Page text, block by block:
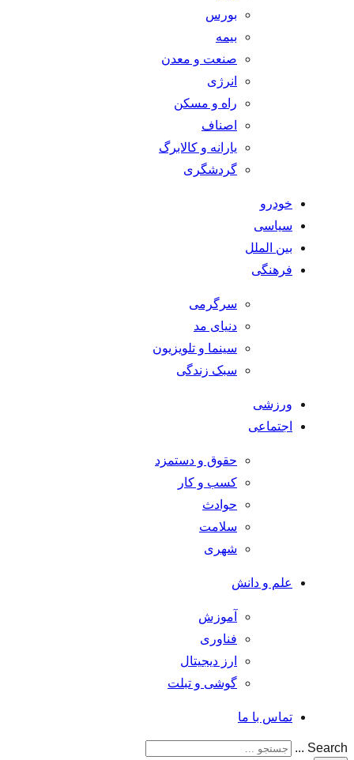
بورس
بیمه
صنعت و معدن
انرژی
راه و مسکن
اصناف
یارانه و کالابرگ
گردشگری
خودرو
سیاسی
بین الملل
فرهنگی
سرگرمی
دنیای مد
سینما و تلویزیون
سبک زندگی
ورزشی
اجتماعی
حقوق و دستمزد
کسب و کار
حوادث
سلامت
شهری
علم و دانش
آموزش
فناوری
ارز دیجیتال
گوشی و تبلت
تماس با ما
Search ...